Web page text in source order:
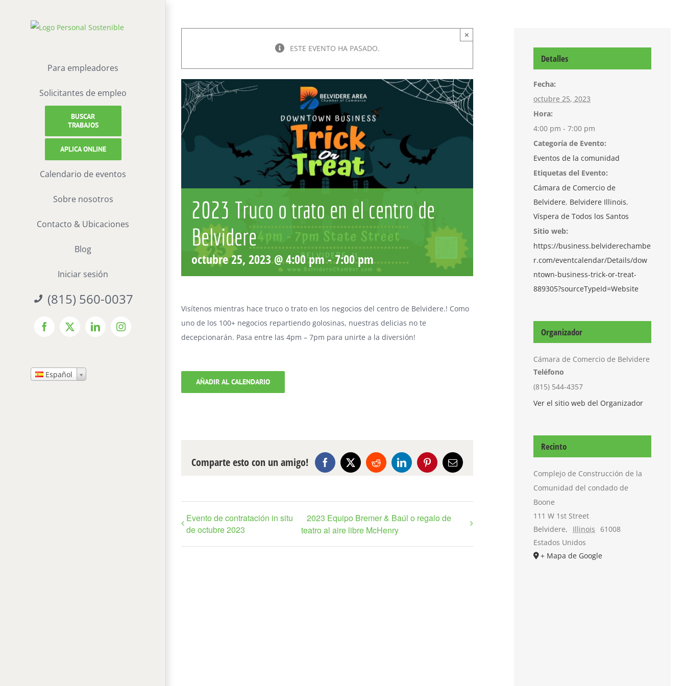
Para empleadores
Solicitantes de empleo
BUSCAR
TRABAJOS
APLICA ONLINE
Calendario de eventos
Sobre nosotros
Contacto & Ubicaciones
Blog
Iniciar sesión
(815) 560-0037
Facebook
X LinkedInInstagram
Español
ESTE EVENTO HA PASADO.
×
2023 Truco o trato en el centro de
Belvidere
octubre 25, 2023 @ 4:00 pm-7:00 pm
Visítenos mientras hace truco o trato en los negocios del centro de Belvidere.! Como
uno de los 100+ negocios repartiendo golosinas, nuestras delicias no te
decepcionarán. Pasa entre las 4pm – 7pm para unirte a la diversión!
AÑADIR AL CALENDARIO
Comparte esto con un amigo! Facebook
X Reddit LinkedInPinterestEmail
Evento de contratación in situ
de octubre 2023
2023 Equipo Bremer & Baúl o regalo de
teatro al aire libre McHenry
Detalles
Fecha:
octubre 25, 2023
Hora:
4:00 pm - 7:00 pm
Categoría de Evento:
Eventos de la comunidad
Etiquetas del Evento:
Cámara de Comercio de
Belvidere, Belvidere Illinois,
Víspera de Todos los Santos
Sitio web:
https://business.belviderechambe
r.com/eventcalendar/Details/dow
ntown-business-trick-or-treat-
889305?sourceTypeId=Website
Organizador
Cámara de Comercio de Belvidere
Teléfono
(815) 544-4357
Ver el sitio web del Organizador
Recinto
Complejo de Construcción de la
Comunidad del condado de
Boone
111 W 1st Street
Belvidere, Illinois 61008
Estados Unidos
+ Mapa de Google